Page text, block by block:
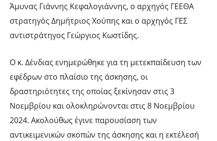
Άμυνας Γιάννης Κεφαλογιάννης, ο αρχηγός ΓΕΕΘΑ
στρατηγός Δημήτριος Χούπης και ο αρχηγός ΓΕΣ
αντιστράτηγος Γεώργιος Κωστίδης.
Ο κ. Δένδιας ενημερώθηκε για τη μετεκπαίδευση των
εφέδρων στο πλαίσιο της άσκησης, οι
δραστηριότητες της οποίας ξεκίνησαν στις 3
Νοεμβρίου και ολοκληρώνονται στις 8 Νοεμβρίου
2024. Ακολούθως έγινε παρουσίαση των
αντικειμενικών σκοπών της άσκησης και η εκτέλεσή